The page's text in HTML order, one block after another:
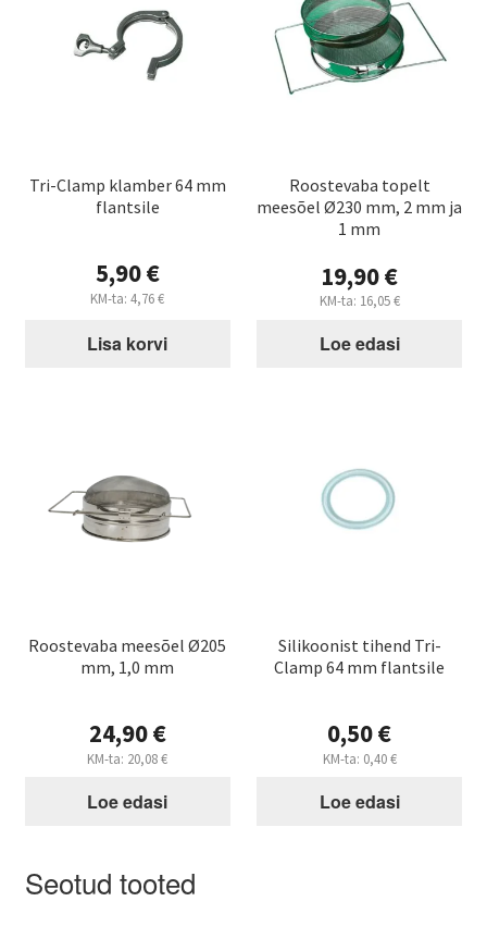
Tri-Clamp klamber 64 mm
flantsile
5,90€
KM-ta:4,76€
Lisa korvi
Roostevaba topelt
meesõel Ø230 mm, 2 mm ja
1 mm
19,90€
KM-ta: 16,05€
Loe edasi
Roostevaba meesõel Ø205
mm, 1,0 mm
24,90€
KM-ta: 20,08€
Loe edasi
Silikoonist tihend Tri-
Clamp 64 mm flantsile
0,50€
KM-ta: 0,40€
Loe edasi
Seotud tooted